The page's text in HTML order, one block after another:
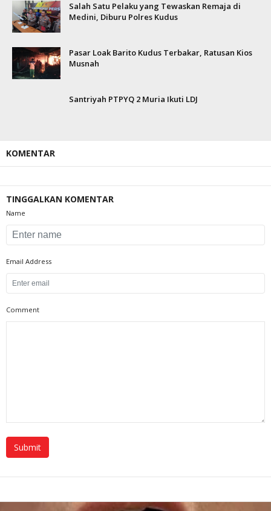
Salah Satu Pelaku yang Tewaskan Remaja di
Medini, Diburu Polres Kudus
Pasar Loak Barito Kudus Terbakar, Ratusan Kios
Musnah
Santriyah PTPYQ 2 Muria Ikuti LDJ
KOMENTAR
TINGGALKAN KOMENTAR
Name
Email Address
Comment